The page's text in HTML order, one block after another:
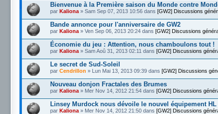
Bienvenue à la Première saison du Monde contre
par Kaliona » Sam Sep 07, 2013 10:56 dans [GW2] Discussions
Bande annonce pour l'anniversaire de GW2
par Kaliona » Ven Sep 06, 2013 20:24 dans [GW2] Discussions
Économie du jeu : Attention, nous chamboulons tout !
par Kaliona » Sam Aoû 31, 2013 02:11 dans [GW2] Discussions
Le secret de Sud-Soleil
par Cendrillon » Lun Mai 13, 2013 09:39 dans [GW2] Discussions
Nouveau donjon Fractales des Brumes
par Kaliona » Mer Nov 14, 2012 21:54 dans [GW2] Discussions
Linsey Murdock nous dévoile le nouvel équipement HL
par Kaliona » Mer Nov 14, 2012 21:50 dans [GW2] Discussions